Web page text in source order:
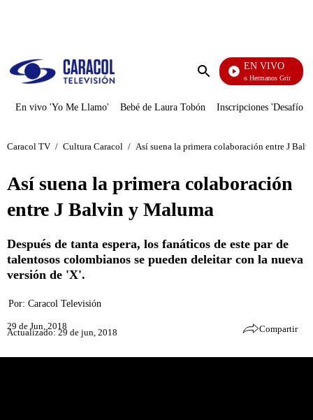
Enviar
EN VIVO
Cuentos De Los Hermanos Grimm
En vivo 'Yo Me Llamo' Bebé de Laura Tobón Inscripciones 'Desafío'
Caracol TV / Cultura Caracol / Así suena la primera colaboración entre J
Así suena la primera colaboración
entre J Balvin y Maluma
Después de tanta espera, los fanáticos de este par de
talentosos colombianos se pueden deleitar con la nueva
versión de 'X'.
Por: Caracol Televisión
29 de Jun, 2018
Actualizado: 29 de jun, 2018 Compartir